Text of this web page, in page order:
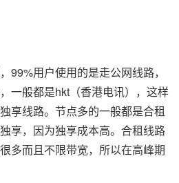
99%用户使用的是走公网线路，
一般都是hkt（香港电讯），这样
享线路。节点多的一般都是合租
享，因为独享成本高。合租线路
多而且不限带宽，所以在高峰期